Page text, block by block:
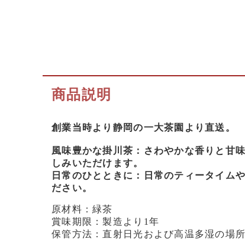
商品説明
創業当時より静岡の一大茶園より直送。
風味豊かな掛川茶：さわやかな香りと甘
しみいただけます。
日常のひとときに：日常のティータイム
ださい。
原材料：緑茶
賞味期限：製造より1年
保管方法：直射日光および高温多湿の場